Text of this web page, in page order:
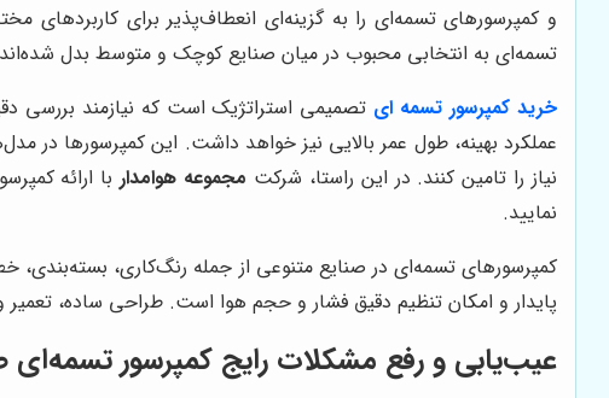
و کمپرسورهای تسمه‌ای را به گزینه‌ای انعطاف‌پذیر برای کاربردهای
تسمه‌ای به انتخابی محبوب در میان صنایع کوچک و متوسط بدل
خرید کمپرسور تسمه ای تصمیمی استراتژیک است که نیازمند
عملکرد بهینه، طول عمر بالایی نیز خواهد داشت. این کمپرسورها
نیاز را تامین کنند. در این راستا، شرکت مجموعه هوامداربا ارائه
نمایید.
کمپرسورهای تسمه‌ای در صنایع متنوعی از جمله رنگ‌کاری، بسته‌بندی،
پایدار و امکان تنظیم دقیق فشار و حجم هوا است. طراحی ساده،
عیب‌یابی و رفع مشکلات رایج کمپرسور تسمه‌ای